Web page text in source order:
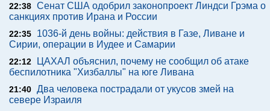
22:38 Сенат США одобрил законопроект Линдси Грэма о
санкциях против Ирана и России
22:35
1036-й день войны: действия в Газе, Ливане и
Сирии, операции в Иудее и Самарии
22:12
ЦАХАЛ объяснил, почему не сообщил об атаке
беспилотника "Хизбаллы" на юге Ливана
21:40 Два человека пострадали от укусов змей на
севере Израиля